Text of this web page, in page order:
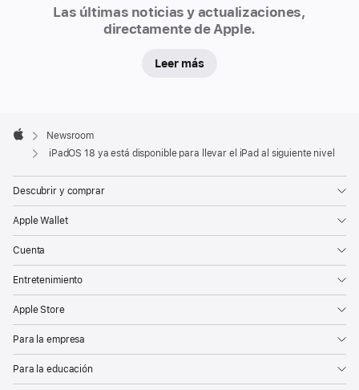
de
software
los
usuarios
de
todo
gracias
nuevas
funcionalidades
diseñadas
Las últimas noticias y actualizaciones,
directamente de Apple.
Leer más
Footer

Apple
Newsroom
iPadOS 18 ya está disponible para llevar el iPad al siguiente nivel
Descubrir y comprar
Apple Wallet
Cuenta
Entretenimiento
Apple Store
Para la empresa
Para la educación